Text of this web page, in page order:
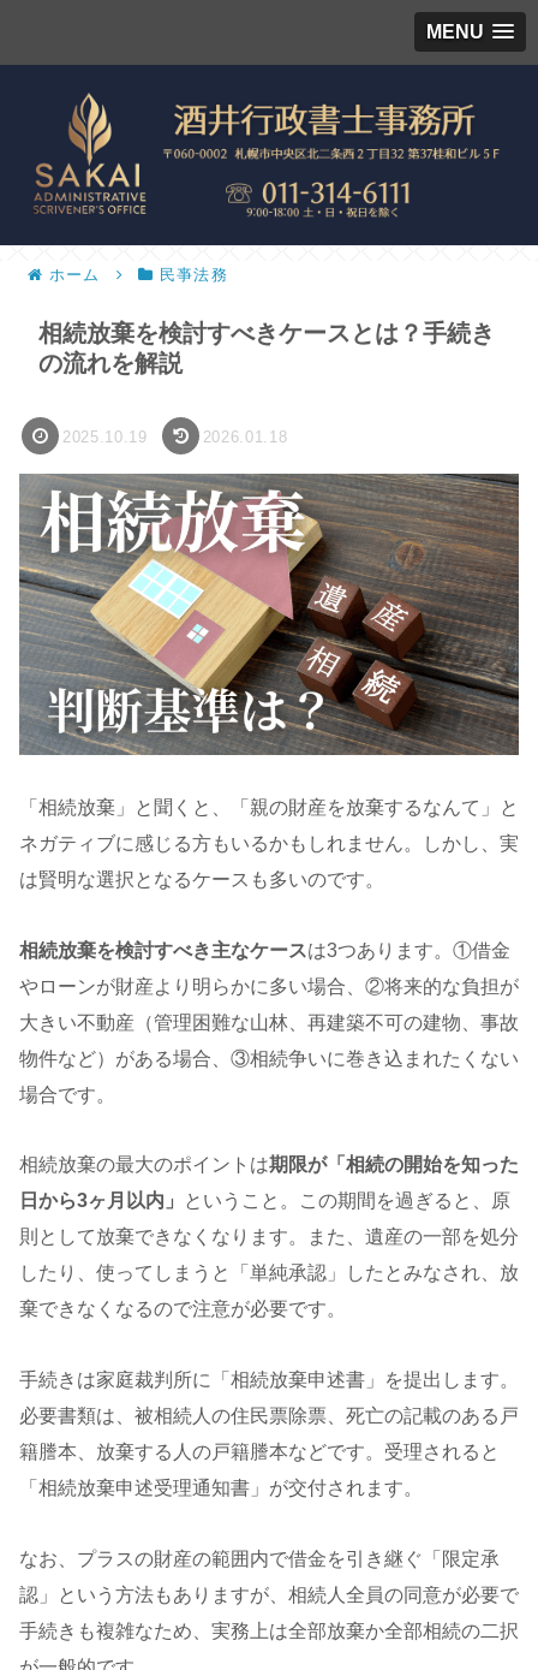
MENU
ホーム 民亊法務
相続放棄を検討すべきケースとは？手続き
の流れを解説
2025.10.19 2026.01.18
「相続放棄」と聞くと、「親の財産を放棄するなんて」と
ネガティブに感じる方もいるかもしれません。しかし、実
は賢明な選択となるケースも多いのです。
相続放棄を検討すべき主なケースは3つあります。①借金
やローンが財産より明らかに多い場合、②将来的な負担が
大きい不動産（管理困難な山林、再建築不可の建物、事故
物件など）がある場合、③相続争いに巻き込まれたくない
場合です。
相続放棄の最大のポイントは期限が「相続の開始を知った
日から3ヶ月以内」
ということ。この期間を過ぎると、原
則として放棄できなくなります。また、遺産の一部を処分
したり、使ってしまうと「単純承認」したとみなされ、放
棄できなくなるので注意が必要です。
手続きは家庭裁判所に「相続放棄申述書」を提出します。
必要書類は、被相続人の住民票除票、死亡の記載のある戸
籍謄本、放棄する人の戸籍謄本などです。受理されると
「相続放棄申述受理通知書」が交付されます。
なお、プラスの財産の範囲内で借金を引き継ぐ「限定承
認」という方法もありますが、相続人全員の同意が必要で
手続きも複雑なため、実務上は全部放棄か全部相続の二択